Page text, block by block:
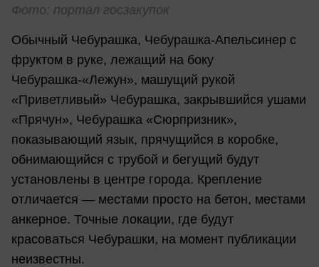
Фото: портал госзакупок
Обычный Чебурашка, Чебурашка-Апельсинер с
фруктом в руке, лежащий на боку
Чебурашка-«Лежун», машущий рукой
«Приветливый» Чебурашка, закрывшийся ушами
«Прячун», Чебурашка «Сюрпризник»,
показывающий язык, прячущийся в коробке,
обнимающийся с трубой и бегущий будут
установлены в центре города. Крепление
отличается — местами просто на бетон, местами
анкерное. Точные локации, где будут
красоваться Чебурашки, на момент публикации
неизвестны.